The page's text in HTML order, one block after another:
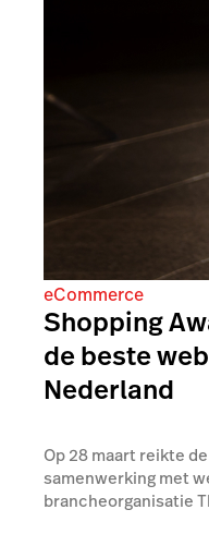
eCommerce
Shopping
de beste
Nederland
Op 28 maart reikte
samenwerking met
brancheorganisatie